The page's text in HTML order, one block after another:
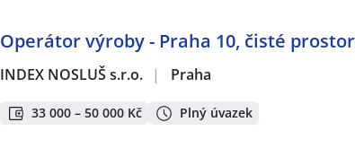
Operátor výroby - Praha 10, čisté
INDEX NOSLUŠ s.r.o. | Praha
33 000 – 50 000 Kč Plný úvazek